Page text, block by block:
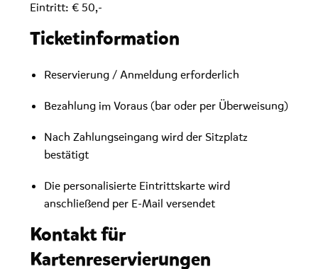
Eintritt: € 50,-
Ticketinformation
Reservierung / Anmeldung erforderlich
Bezahlung im Voraus (bar oder per Überweisung)
Nach Zahlungseingang wird der Sitzplatz
bestätigt
Die personalisierte Eintrittskarte wird
anschließend per E-Mail versendet
Kontakt für
Kartenreservierungen